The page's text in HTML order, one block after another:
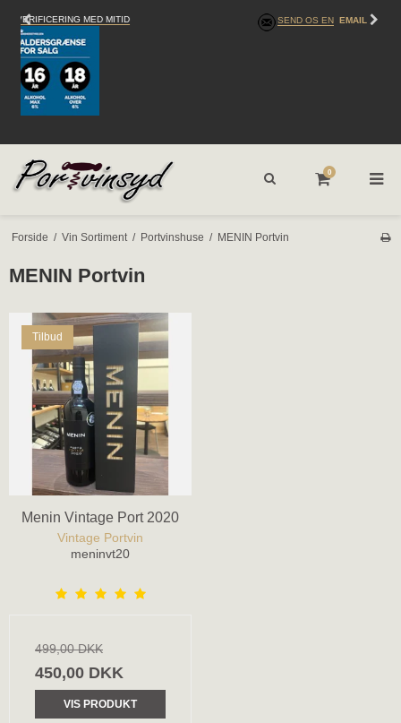
SEND OS EN EMAIL
0
Forside / Vin Sortiment / Portvinshuse / MENIN Portvin
MENIN Portvin
Tilbud
Menin Vintage Port 2020
Vintage Portvin
meninvt20
499,00 DKK
450,00 DKK
VIS PRODUKT